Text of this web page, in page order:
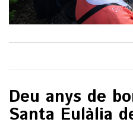
Deu anys de
Santa Eulàlia